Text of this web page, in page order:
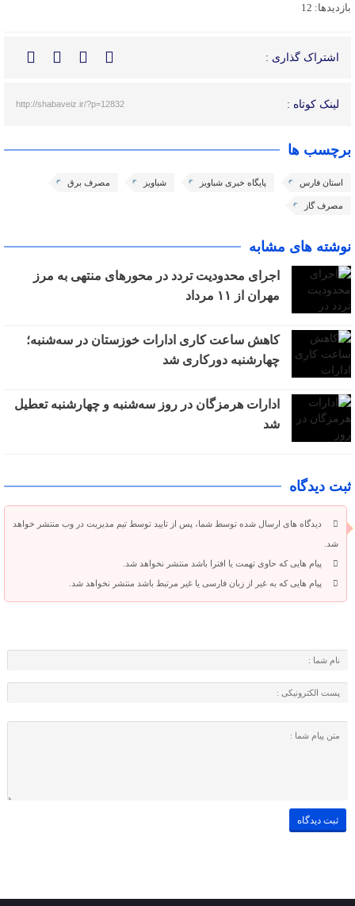
بازدیدها: 12
اشتراک گذاری :
لینک کوتاه : http://shabaveiz.ir/?p=12832
برچسب ها
استان فارس پایگاه خبری شباویز شباویز مصرف برق
مصرف گاز
نوشته های مشابه
اجرای محدودیت تردد در محورهای منتهی به مرز
مهران از ۱۱ مرداد
کاهش ساعت کاری ادارات خوزستان در سه‌شنبه؛
چهارشنبه دورکاری شد
ادارات هرمزگان در روز سه‌شنبه و چهارشنبه تعطیل
شد
ثبت دیدگاه
دیدگاه های ارسال شده توسط شما، پس از تایید توسط تیم مدیریت در وب منتشر خواهد
شد.
پیام هایی که حاوی تهمت یا افترا باشد منتشر نخواهد شد.
پیام هایی که به غیر از زبان فارسی یا غیر مرتبط باشد منتشر نخواهد شد.